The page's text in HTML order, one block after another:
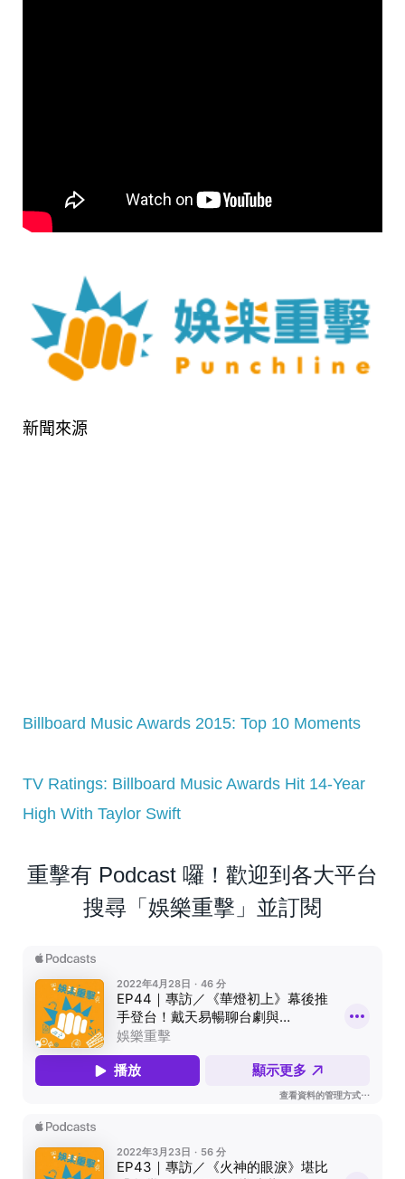
新聞來源
Billboard Music Awards 2015: Top 10 Moments
TV Ratings: Billboard Music Awards Hit 14-Year
High With Taylor Swift
重擊有 Podcast 囉！歡迎到各大平台
搜尋「娛樂重擊」並訂閱